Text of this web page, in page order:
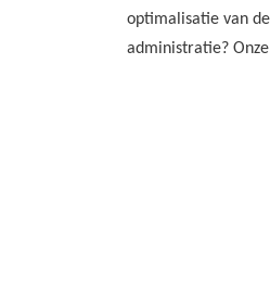
optimalisatie van
administratie?